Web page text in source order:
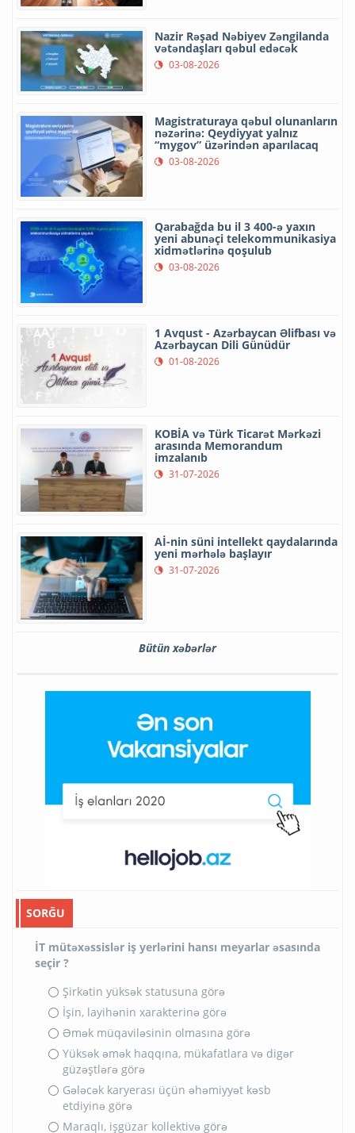
Nazir Rəşad Nəbiyev Zəngilanda
vətəndaşları qəbul edəcək
03-08-2026
Magistraturaya qəbul olunanların
nəzərinə: Qeydiyyat yalnız
“mygov” üzərindən aparılacaq
03-08-2026
Qarabağda bu il 3 400-ə yaxın
yeni abunəçi telekommunikasiya
xidmətlərinə qoşulub
03-08-2026
1 Avqust - Azərbaycan Əlifbası və
Azərbaycan Dili Günüdür
01-08-2026
KOBİA və Türk Ticarət Mərkəzi
arasında Memorandum
imzalanıb
31-07-2026
Aİ-nin süni intellekt qaydalarında
yeni mərhələ başlayır
31-07-2026
Bütün xəbərlər
SORĞU
İT mütəxəssislər iş yerlərini hansı meyarlar əsasında
seçir ?
Şirkətin yüksək statusuna görə
İşin, layihənin xarakterinə görə
Əmək müqaviləsinin olmasına görə
Yüksək əmək haqqına, mükafatlara və digər
güzəştlərə görə
Gələcək karyerası üçün əhəmiyyət kəsb
etdiyinə görə
Maraqlı, işgüzar kollektivə görə